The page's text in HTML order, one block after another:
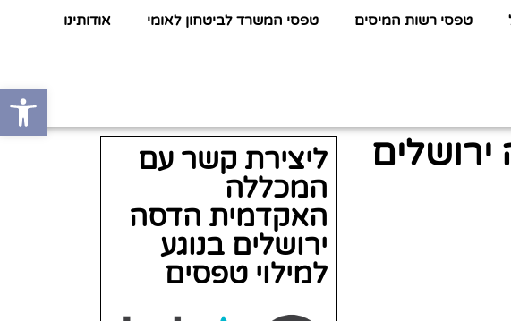
טפסי רשות המיסים טפסי המשרד לביטחון לאומי אודותינו
ליצירת קשר עם
המכללה
האקדמית הדסה
ירושלים בנוגע
למילוי טפסים
פתח